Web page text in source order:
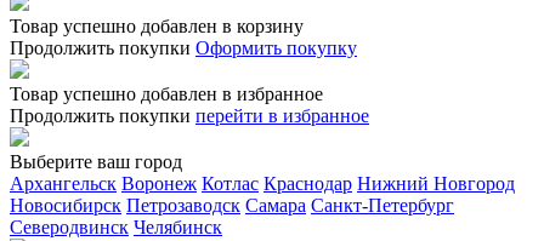
Товар успешно добавлен в корзину
Продолжить покупки Оформить покупку
Товар успешно добавлен в избранное
Продолжить покупки перейти в избранное
Выберите ваш город
Архангельск Воронеж Котлас Краснодар Нижний Новгород
Новосибирск Петрозаводск Самара Санкт-Петербург
Северодвинск Челябинск